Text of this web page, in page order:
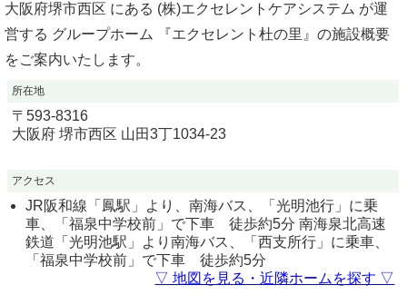
大阪府堺市西区 にある (株)エクセレントケアシステム が運
営する グループホーム 『エクセレント杜の里』の施設概要
をご案内いたします。
所在地
〒593-8316
大阪府 堺市西区 山田3丁1034-23
アクセス
JR阪和線「鳳駅」より、南海バス、「光明池行」に乗
車、「福泉中学校前」で下車 徒歩約5分 南海泉北高速
鉄道「光明池駅」より南海バス、「西支所行」に乗車、
「福泉中学校前」で下車 徒歩約5分
▽ 地図を見る・近隣ホームを探す ▽